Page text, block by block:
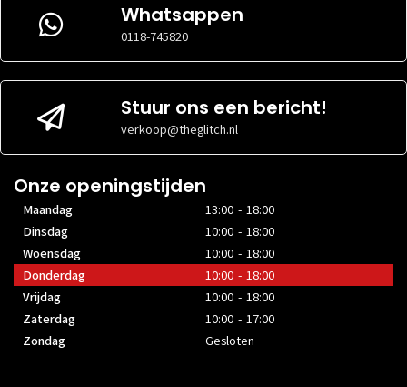
Whatsappen
0118-745820
Stuur ons een bericht!
verkoop@theglitch.nl
Onze openingstijden
Maandag
13:00 - 18:00
Dinsdag
10:00 - 18:00
Woensdag
10:00 - 18:00
Donderdag
10:00 - 18:00
Vrijdag
10:00 - 18:00
Zaterdag
10:00 - 17:00
Zondag
Gesloten